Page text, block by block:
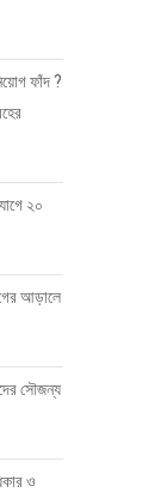
ফাঁদ ?
২০
আড়ালে
সৌজন্য
ও